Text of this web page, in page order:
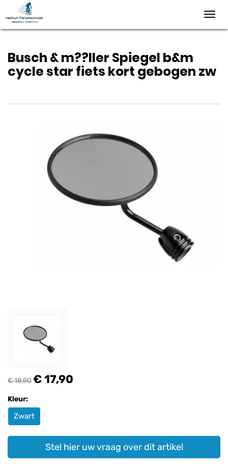
Busch & m??ller Spiegel b&m
cycle star fiets kort gebogen zw
€ 18,90€ 17,90
Kleur:
Zwart
Stel hier uw vraag over dit artikel